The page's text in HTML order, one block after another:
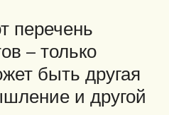
перечень
– только
быть другая
и другой